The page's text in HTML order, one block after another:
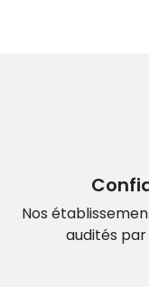
Nos
audités